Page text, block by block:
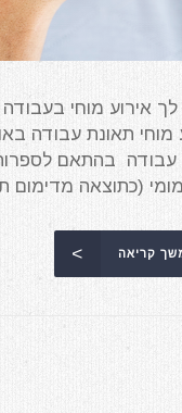
אירוע מוחי בעבודה
מוחי תאונת עבודה
עבודה בהתאם לספרות
(כתוצאה מדימום
קריאה